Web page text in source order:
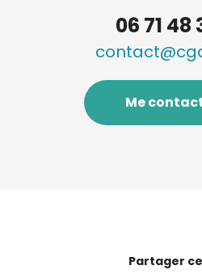
06 71 48
Me
Partager